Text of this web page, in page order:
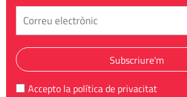
Subscriure'm
Accepto la política de privacitat